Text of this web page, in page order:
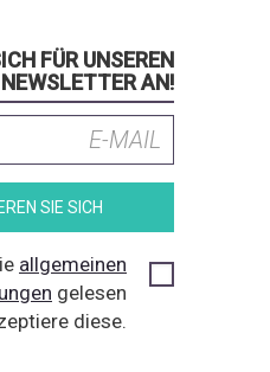
FÜR UNSEREN
NEWSLETTER AN!
SIE SICH
allgemeinen
gelesen
diese.